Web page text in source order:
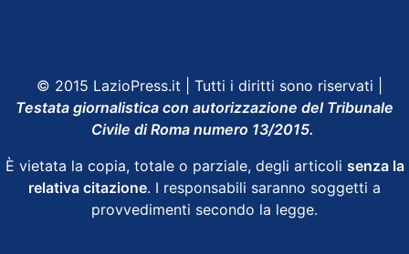
© 2015 LazioPress.it | Tutti i diritti sono riservati |
Testata giornalistica con autorizzazione del Tribunale
Civile di Roma numero 13/2015.
È vietata la copia, totale o parziale, degli articoli senza la
relativa citazione. I responsabili saranno soggetti a
provvedimenti secondo la legge.